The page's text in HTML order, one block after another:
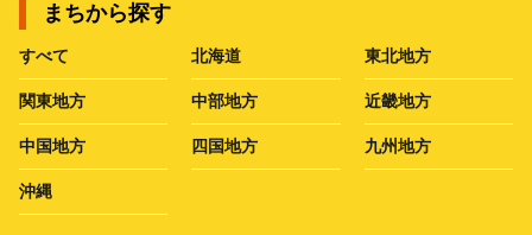
まちから探す
すべて 北海道 東北地方
関東地方 中部地方 近畿地方
中国地方 四国地方 九州地方
沖縄